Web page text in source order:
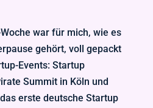
war für mich, wie es
gehört, voll gepackt
Events: Startup
Summit in Köln und
erste deutsche Startup